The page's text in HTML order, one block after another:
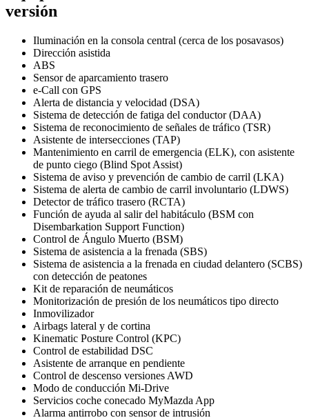
versión
Iluminación en la consola central (cerca de los posavasos)
Dirección asistida
ABS
Sensor de aparcamiento trasero
e-Call con GPS
Alerta de distancia y velocidad (DSA)
Sistema de detección de fatiga del conductor (DAA)
Sistema de reconocimiento de señales de tráfico (TSR)
Asistente de intersecciones (TAP)
Mantenimiento en carril de emergencia (ELK), con asistente
de punto ciego (Blind Spot Assist)
Sistema de aviso y prevención de cambio de carril (LKA)
Sistema de alerta de cambio de carril involuntario (LDWS)
Detector de tráfico trasero (RCTA)
Función de ayuda al salir del habitáculo (BSM con
Disembarkation Support Function)
Control de Ángulo Muerto (BSM)
Sistema de asistencia a la frenada (SBS)
Sistema de asistencia a la frenada en ciudad delantero (SCBS)
con detección de peatones
Kit de reparación de neumáticos
Monitorización de presión de los neumáticos tipo directo
Inmovilizador
Airbags lateral y de cortina
Kinematic Posture Control (KPC)
Control de estabilidad DSC
Asistente de arranque en pendiente
Control de descenso versiones AWD
Modo de conducción Mi-Drive
Servicios coche conecado MyMazda App
Alarma antirrobo con sensor de intrusión